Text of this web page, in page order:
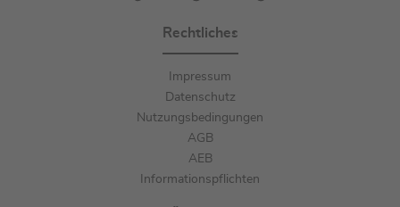
Rechtliches
Impressum
Datenschutz
Nutzungsbedingungen
AGB
AEB
Informationspflichten